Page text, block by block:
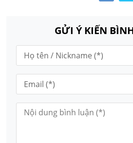
GỬI Ý KIẾN